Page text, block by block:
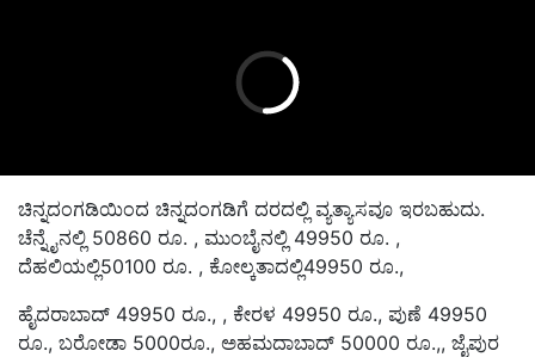
ಚಿನ್ನದಂಗಡಿಯಿಂದ ಚಿನ್ನದಂಗಡಿಗೆ ದರದಲ್ಲಿ ವ್ಯತ್ಯಾಸವೂ ಇರಬಹುದು.
ಚೆನ್ನೈನಲ್ಲಿ 50860 ರೂ. , ಮುಂಬೈನಲ್ಲಿ 49950 ರೂ. ,
ದೆಹಲಿಯಲ್ಲಿ50100 ರೂ. , ಕೋಲ್ಕತಾದಲ್ಲಿ49950 ರೂ.,
ಹೈದರಾಬಾದ್‌ 49950 ರೂ., , ಕೇರಳ 49950 ರೂ., ಪುಣೆ 49950
ರೂ., ಬರೋಡಾ 5000ರೂ., ಅಹಮದಾಬಾದ್‌ 50000 ರೂ.,, ಜೈಪುರ